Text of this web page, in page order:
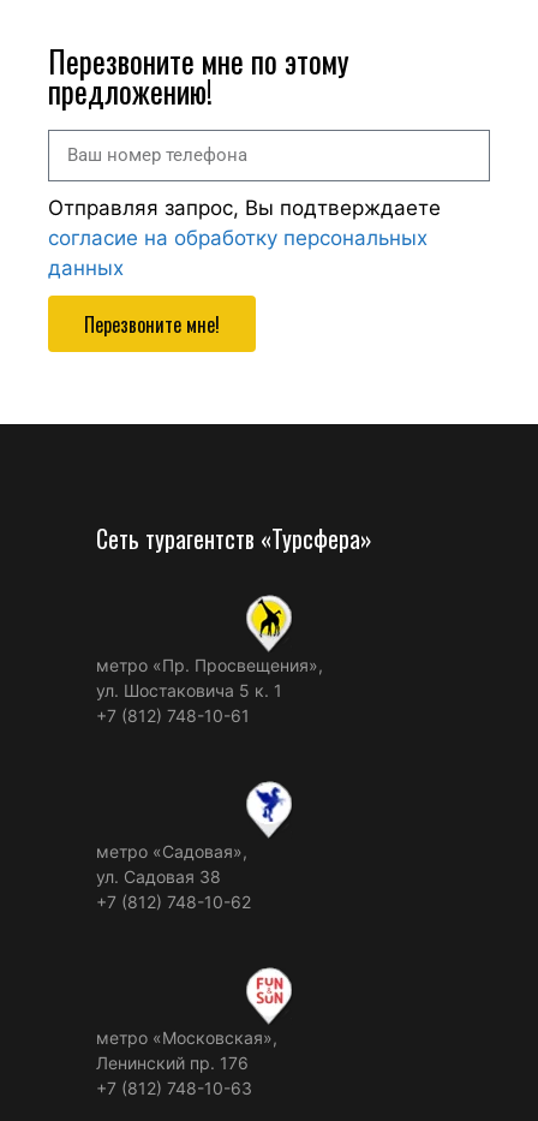
Перезвоните мне по этому
предложению!
Отправляя запрос, Вы подтверждаете
согласие на обработку персональных
данных
Перезвоните мне!
Сеть турагентств «Турсфера»
метро «Пр. Просвещения»,
ул. Шостаковича 5 к. 1
+7 (812) 748-10-61
метро «Садовая»,
ул. Садовая 38
+7 (812) 748-10-62
метро «Московская»,
Ленинский пр. 176
+7 (812) 748-10-63